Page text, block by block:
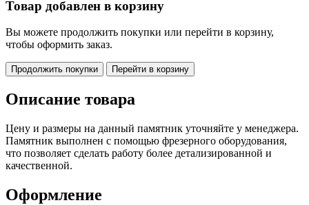
Товар добавлен в корзину
Вы можете продолжить покупки или перейти в корзину,
чтобы оформить заказ.
Продолжить покупки Перейти в корзину
Описание товара
Цену и размеры на данный памятник уточняйте у менеджера.
Памятник выполнен с помощью фрезерного оборудования,
что позволяет сделать работу более детализированной и
качественной.
Оформление